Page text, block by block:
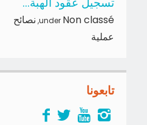
under Non classé
, نصائح
عملية
تابعونا